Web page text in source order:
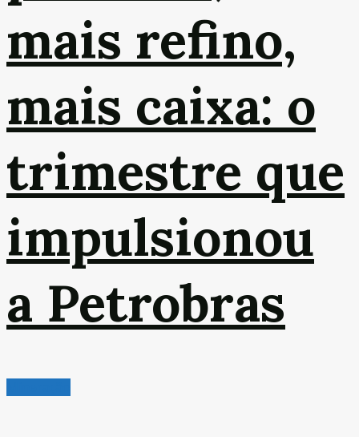
mais refino,
mais caixa: o
trimestre que
impulsionou
a Petrobras